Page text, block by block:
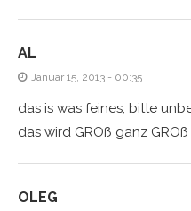
AL
Januar 15, 2013 - 00:35
das is was feines, bitte
das wird GROß ganz GROß
OLEG